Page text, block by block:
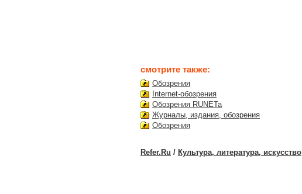
смотрите также:
Обозрения
Internet-обозрения
Обозрения RUNETa
Журналы, издания, обозрения
Обозрения
Refer.Ru / Культура, литература, искусство